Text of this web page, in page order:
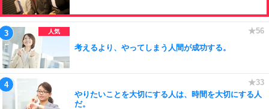
考えるより、やってしまう人間が成功する。
やりたいことを大切にする人は、時間を大切にする人
だ。